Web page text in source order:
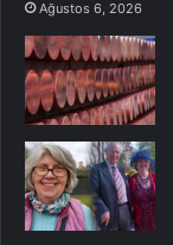
Ağustos 6, 2026